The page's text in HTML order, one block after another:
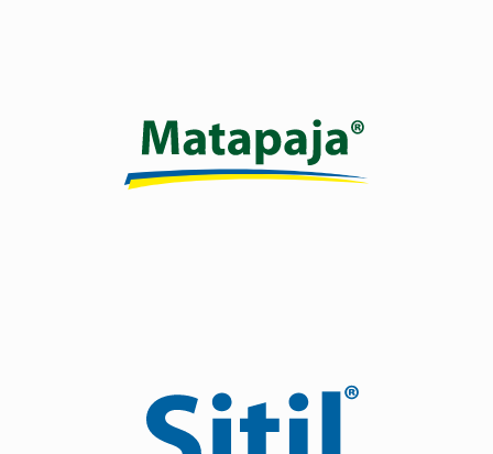
Es un herbicida sistémico y selectivo para el control de
malezas gramíneas anuales y perennes en el cultivo de
maíz.
Doble efecto preventivo y curativo.